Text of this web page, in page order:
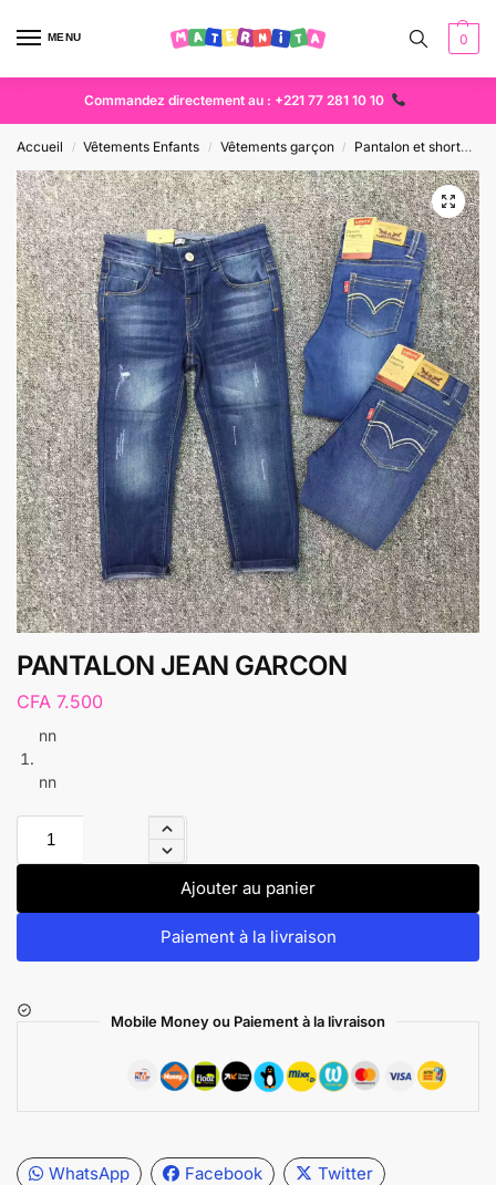
MENU 0
Commandez directement au : +221 77 281 10 10
Accueil / Vêtements Enfants / Vêtements garçon / Pantalon et short
PANTALON JEAN GARCON
CFA 7.500
nn
nn
Ajouter au panier
Paiement à la livraison
Mobile Money ou Paiement à la livraison
WhatsApp Facebook Twitter